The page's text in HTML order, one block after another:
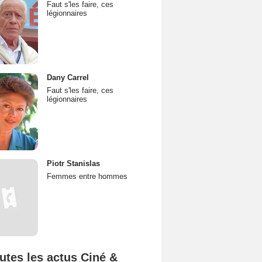
Faut s'les faire, ces
légionnaires
Dany Carrel
Faut s'les faire, ces
légionnaires
Piotr Stanislas
Femmes entre hommes
les actus Ciné &